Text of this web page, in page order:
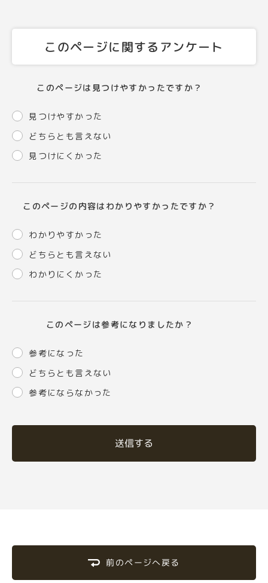
このページに関するアンケート
このページは見つけやすかったですか？
見つけやすかった
どちらとも言えない
見つけにくかった
このページの内容はわかりやすかったですか？
わかりやすかった
どちらとも言えない
わかりにくかった
このページは参考になりましたか？
参考になった
どちらとも言えない
参考にならなかった
送信する
前のページへ戻る